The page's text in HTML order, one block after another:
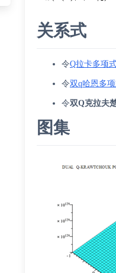
关系式
令Q拉卡多项
令双q哈恩多
令双Q克拉夫
图集